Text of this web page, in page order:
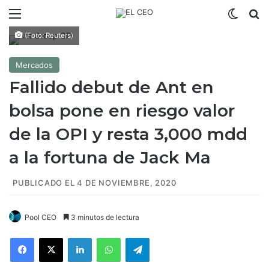
(Foto: Reuters)
Mercados
Fallido debut de Ant en
bolsa pone en riesgo valor
de la OPI y resta 3,000 mdd
a la fortuna de Jack Ma
PUBLICADO EL 4 DE NOVIEMBRE, 2020
Pool CEO 3 minutos de lectura